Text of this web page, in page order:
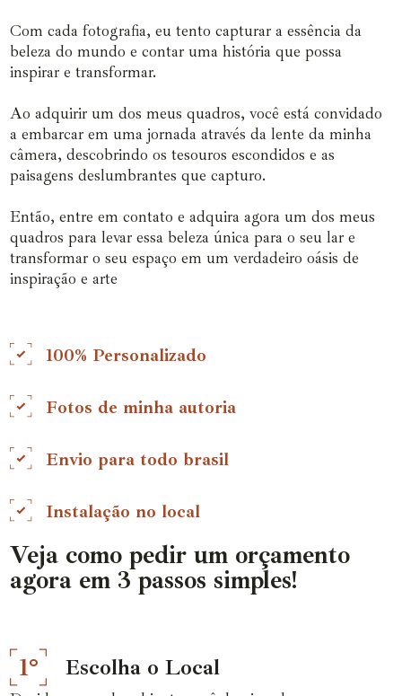
Com cada fotografia, eu tento capturar a essência da
beleza do mundo e contar uma história que possa
inspirar e transformar.
Ao adquirir um dos meus quadros, você está convidado
a embarcar em uma jornada através da lente da minha
câmera, descobrindo os tesouros escondidos e as
paisagens deslumbrantes que capturo.
Então, entre em contato e adquira agora um dos meus
quadros para levar essa beleza única para o seu lar e
transformar o seu espaço em um verdadeiro oásis de
inspiração e arte
100% Personalizado
Fotos de minha autoria
Envio para todo brasil
Instalação no local
Veja como pedir um orçamento
agora em 3 passos simples!
1° Escolha o Local